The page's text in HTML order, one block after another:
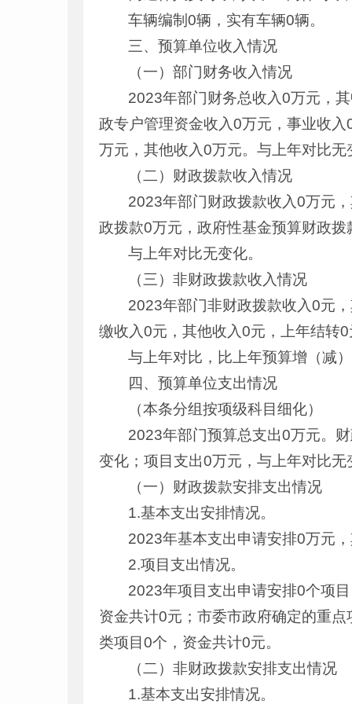
车辆编制0辆，实有车辆0辆。
三、预算单位收入情况
（一）部门财务收入情况
2023年部门财务总收入0万元，
政专户管理资金收入0万元，事业收
万元，其他收入0万元。与上年对比无
（二）财政拨款收入情况
2023年部门财政拨款收入0万元
政拨款0万元，政府性基金预算财政
与上年对比无变化。
（三）非财政拨款收入情况
2023年部门非财政拨款收入0元
缴收入0元，其他收入0元，上年结转
与上年对比，比上年预算增（减
四、预算单位支出情况
（本条分组按项级科目细化）
2023年部门预算总支出0万元。
变化；项目支出0万元，与上年对比无
（一）财政拨款安排支出情况
1.基本支出安排情况。
2023年基本支出申请安排0万元
2.项目支出情况。
2023年项目支出申请安排0个项
资金共计0元；市委市政府确定的重
类项目0个，资金共计0元。
（二）非财政拨款安排支出情况
1.基本支出安排情况。